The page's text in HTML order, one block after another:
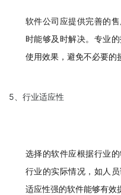
软件公司应提供完善的
时能够及时解决。专业
使用效果，避免不必要的
5、行业适应性
选择的软件应根据行业
行业的实际情况，如人
适应性强的软件能够有效